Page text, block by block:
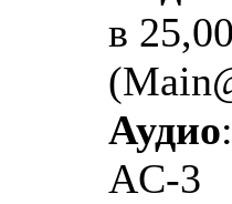
в
Аудио
AC-3